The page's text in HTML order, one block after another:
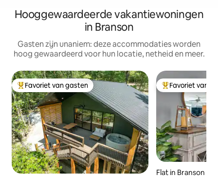
Hooggewaardeerde vakantiewoningen
in Branson
Gasten zijn unaniem: deze accommodaties worden
hoog gewaardeerd voor hun locatie, netheid en meer.
Topfavoriet van gasten
Favoriet van gasten Topfavoriet van
Favoriet van
Flat in Branson